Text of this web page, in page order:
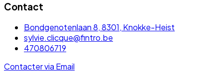
Contact
Bondgenotenlaan 8, 8301, Knokke-Heist
sylvie.clicque@fintro.be
470806719
Contacter via Email